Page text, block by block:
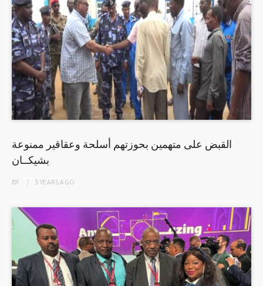
القبض على متهمين بحوزتهم أسلحة وعقاقير ممنوعة
بشيكــان
BY 5 YEARSAGO